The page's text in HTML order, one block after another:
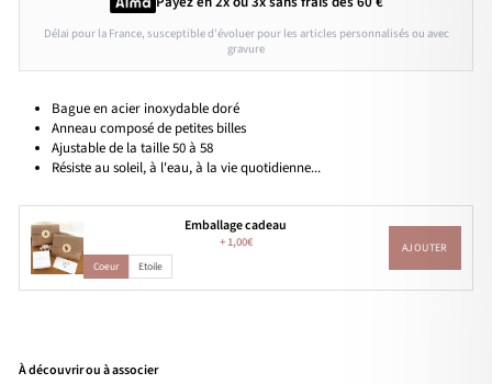
Délai pour la France, susceptible d'évoluer pour les articles personnalisés ou avec
gravure
Bague en acier inoxydable doré
Anneau composé de petites billes
Ajustable de la taille 50 à 58
Résiste au soleil, à l'eau, à la vie quotidienne...
Emballage cadeau
+1,00€
Coeur Etoile
AJOUTER
À découvrir ou à associer